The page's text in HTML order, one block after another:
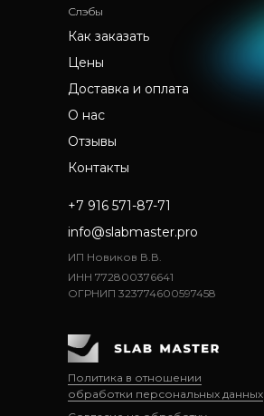
О нас
Отзывы
Как заказать
Слэбы
Политика в отношении
обработки персональных данных
+7 916 571-87-71
info@slabmaster.pro
Контакты
Доставка и оплата
Цены
ИНН 772800376641
ОГРНИП 323774600597458
ИП Новиков В.В.